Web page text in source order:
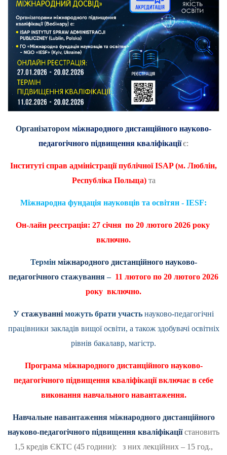
Організатором міжнародного дистанційного науково-
педагогічного підвищення кваліфікаціїє:
Інституті справ адміністрації публічноїISAP(м. Люблін,
Республіка Польща)та
Міжнародна фундація науковців та освітян - IESF:
Он-лайн реєстрація: 27 січня по 20 лютого 2026 року
включно.
Термін міжнародного дистанційного науково-
педагогічного стажування– 11 лютого по 20 лютого 2026
року включно.
У стажуванні можуть брати участь науково-педагогічні
працівники закладів вищої освіти, а також здобувачі освітніх
рівнів бакалавр, магістр.
Програма міжнародного дистанційного науково-
педагогічного підвищення кваліфікації включає в себе
виконання навчального навантаження.
Навчальне навантаження міжнародного дистанційного
науково-педагогічного підвищення кваліфікаціїстановить
1,5 кредів ЄКТС (45 години): з них лекційних – 15 год.,